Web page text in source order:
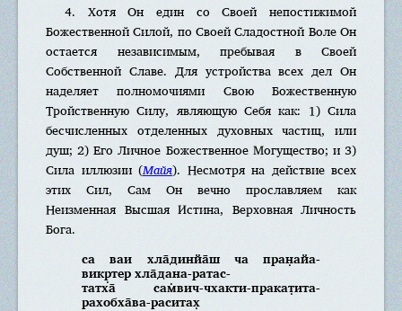
4. Хотя Он един со Своей непостижимой
Божественной Силой, по Своей Сладостной Воле Он
остается независимым, пребывая в Своей
Собственной Славе. Для устройства всех дел Он
наделяет полномочиями Свою Божественную
Тройственную Силу, являющую Себя как: 1) Сила
бесчисленных отделенных духовных частиц, или
душ; 2) Его Личное Божественное Могущество; и 3)
Сила иллюзии (Майя). Несмотря на действие всех
этих Сил, Сам Он вечно прославляем как
Неизменная Высшая Истина, Верховная Личность
Бога.
са ваи хла̄динйа̄ш ча пран̣айа-
викр̣тер хла̄дана-ратас-
татха̄ сам̇вич-чхакти-пракат̣ита-
рахобха̄ва-раситах̣